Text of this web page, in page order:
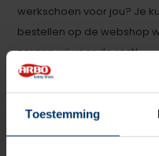
Toestemming
werkschoen voor jou? Je
bestellen op de webshop
zorgen wij voor de rest!
Wil je de schoenen graag
van onze andere